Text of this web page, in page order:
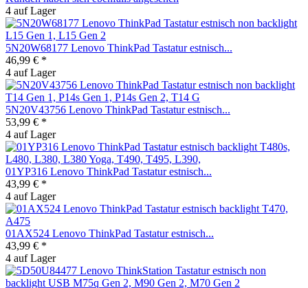
4 auf Lager
5N20W68177 Lenovo ThinkPad Tastatur estnisch...
46,99 € *
4 auf Lager
5N20V43756 Lenovo ThinkPad Tastatur estnisch...
53,99 € *
4 auf Lager
01YP316 Lenovo ThinkPad Tastatur estnisch...
43,99 € *
4 auf Lager
01AX524 Lenovo ThinkPad Tastatur estnisch...
43,99 € *
4 auf Lager